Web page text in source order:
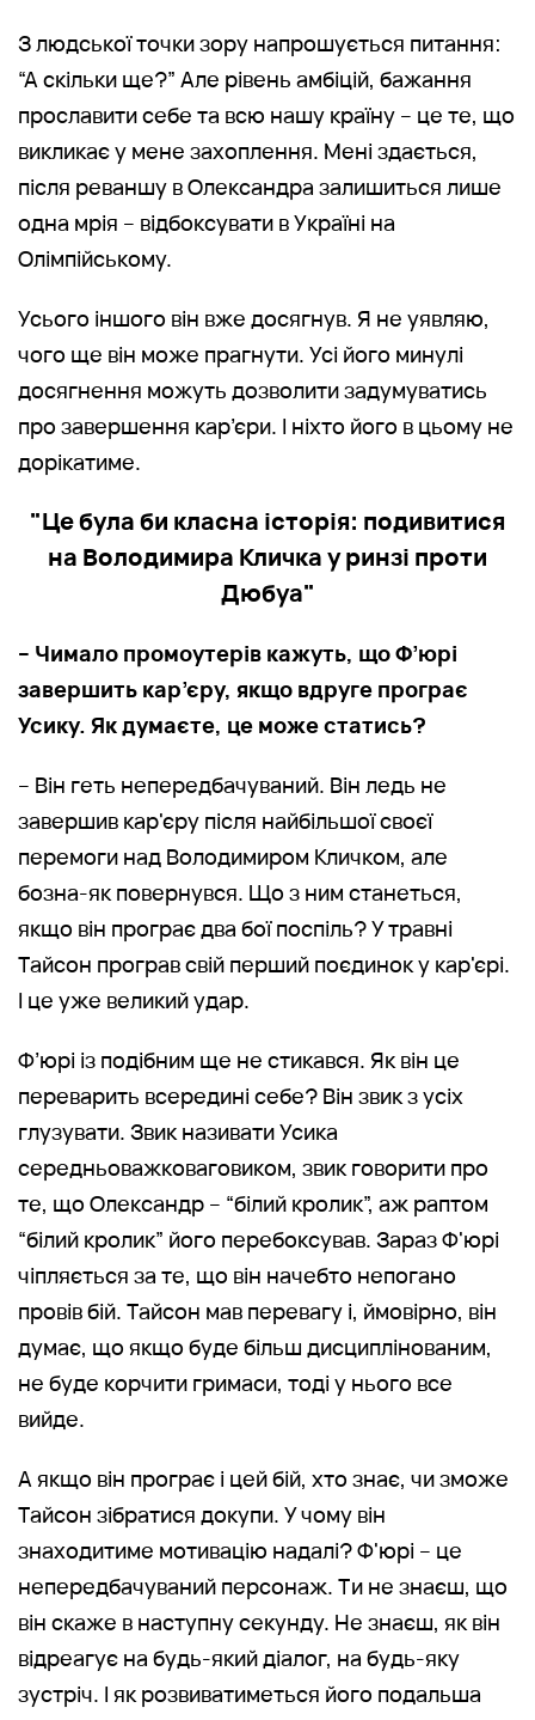
З людської точки зору напрошується питання:
“А скільки ще?” Але рівень амбіцій, бажання
прославити себе та всю нашу країну – це те, що
викликає у мене захоплення. Мені здається,
після реваншу в Олександра залишиться лише
одна мрія – відбоксувати в Україні на
Олімпійському.
Усього іншого він вже досягнув. Я не уявляю,
чого ще він може прагнути. Усі його минулі
досягнення можуть дозволити задумуватись
про завершення кар’єри. І ніхто його в цьому не
дорікатиме.
"Це була би класна історія: подивитися
на Володимира Кличка у ринзі проти
Дюбуа"
– Чимало промоутерів кажуть, що Ф’юрі
завершить кар’єру, якщо вдруге програє
Усику. Як думаєте, це може статись?
– Він геть непередбачуваний. Він ледь не
завершив кар'єру після найбільшої своєї
перемоги над Володимиром Кличком, але
бозна-як повернувся. Що з ним станеться,
якщо він програє два бої поспіль? У травні
Тайсон програв свій перший поєдинок у кар'єрі.
І це уже великий удар.
Ф’юрі із подібним ще не стикався. Як він це
переварить всередині себе? Він звик з усіх
глузувати. Звик називати Усика
середньоважковаговиком, звик говорити про
те, що Олександр – “білий кролик”, аж раптом
“білий кролик” його перебоксував. Зараз Ф'юрі
чіпляється за те, що він начебто непогано
провів бій. Тайсон мав перевагу і, ймовірно, він
думає, що якщо буде більш дисциплінованим,
не буде корчити гримаси, тоді у нього все
вийде.
А якщо він програє і цей бій, хто знає, чи зможе
Тайсон зібратися докупи. У чому він
знаходитиме мотивацію надалі? Ф'юрі – це
непередбачуваний персонаж. Ти не знаєш, що
він скаже в наступну секунду. Не знаєш, як він
відреагує на будь-який діалог, на будь-яку
зустріч. І як розвиватиметься його подальша